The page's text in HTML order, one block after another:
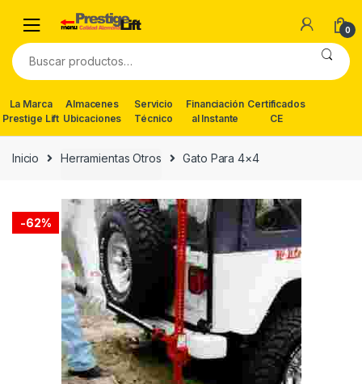
navigation
content
0
Buscar
por:
La Marca
Prestige Lift
Almacenes
Ubicaciones
Servicio
Técnico
Financiación
al Instante
Certificados
CE
Inicio Herramientas Otros Gato Para 4×4
-62%